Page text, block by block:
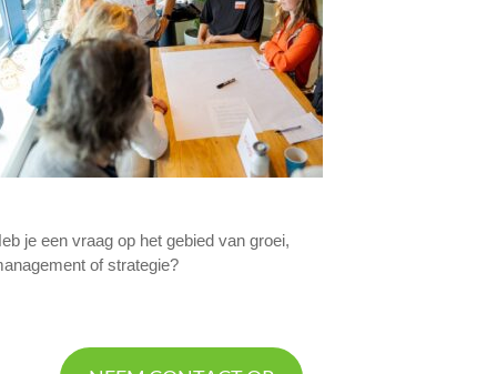
je een vraag op het gebied van groei,
of strategie?